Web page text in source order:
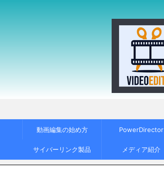
動画編集の始め方 PowerDirector
サイバーリンク製品 メディア紹介